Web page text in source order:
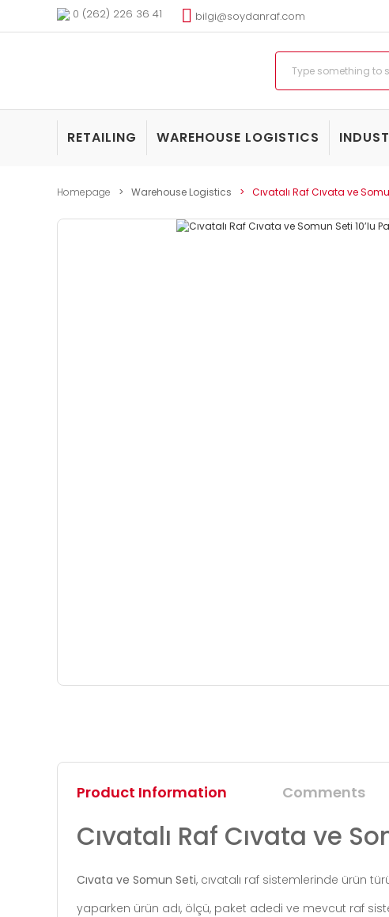
0 (262) 226 36 41 bilgi@soydanraf.com
RETAILING WAREHOUSE LOGISTICS
Homepage Warehouse Logistics Cıvatalı Raf Cıvata ve
Product Information Comments
Cıvatalı Raf Cıvata ve
Cıvata ve Somun Seti, cıvatalı raf sistemlerinde ürün
yaparken ürün adı, ölçü, paket adedi ve mevcut raf